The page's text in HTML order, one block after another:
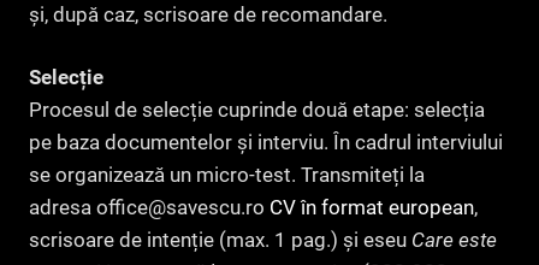
și, după caz, scrisoare de recomandare.
Selecție
Procesul de selecție cuprinde două etape: selecția
pe baza documentelor și interviu. În cadrul interviului
se organizează un micro-test. Transmiteți la
adresa office@savescu.ro CV în format european,
scrisoare de intenție (max. 1 pag.) și eseu Care este